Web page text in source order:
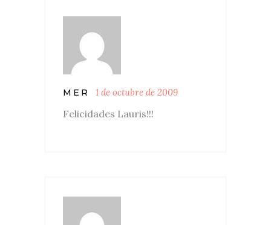
MER 1 de octubre de 2009
Felicidades Lauris!!!